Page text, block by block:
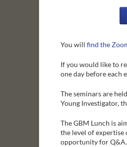
You will find the
If you would like to
one day before each
The seminars are
Young Investigator,
The GBM Lunch is
the level of
opportunity for Q&A.